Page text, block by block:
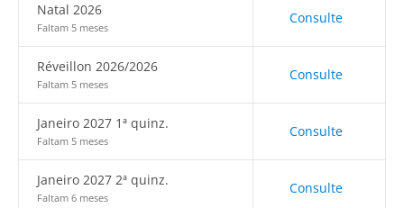
Natal 2026
Faltam 5 meses
Consulte
Réveillon 2026/2026
Faltam 5 meses
Consulte
Janeiro 2027 1ª quinz.
Faltam 5 meses
Consulte
Janeiro 2027 2ª quinz.
Faltam 6 meses
Consulte